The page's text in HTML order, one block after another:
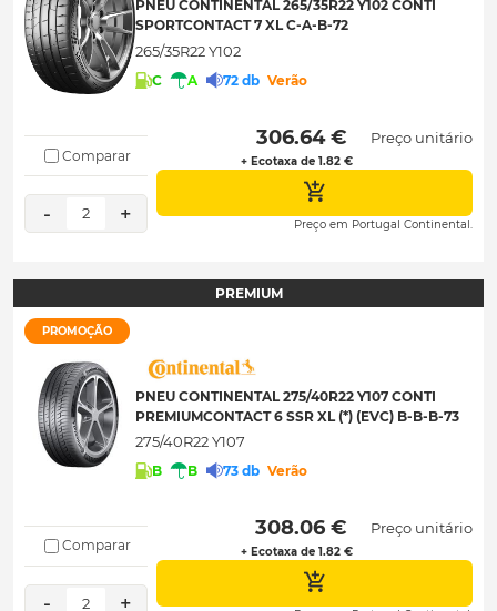
PNEU CONTINENTAL 265/35R22 Y102 CONTI
SPORTCONTACT 7 XL C-A-B-72
265/35R22 Y102
C A 72 db Verão
Comparar
- 2 +
306.64 €
+ Ecotaxa de 1.82 €
Preço unitário
Preço em Portugal Continental.
PREMIUM
PROMOÇÃO
PNEU CONTINENTAL 275/40R22 Y107 CONTI
PREMIUMCONTACT 6 SSR XL (*) (EVC) B-B-B-73
275/40R22 Y107
B B 73 db Verão
Comparar
- 2 +
308.06 €
+ Ecotaxa de 1.82 €
Preço unitário